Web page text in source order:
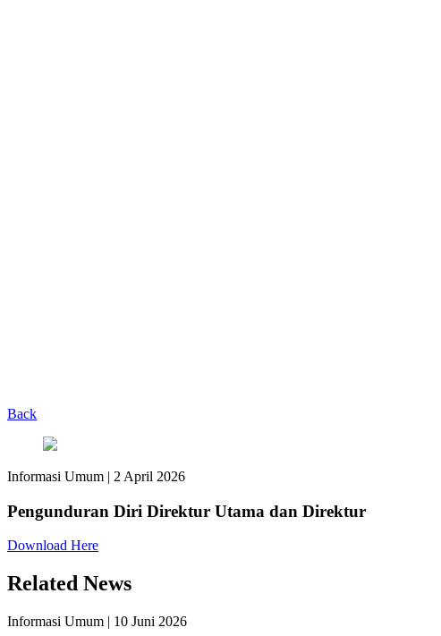
Back
Informasi Umum | 2 April 2026
Pengunduran Diri Direktur Utama dan Direktur
Download Here
Related News
Informasi Umum | 10 Juni 2026